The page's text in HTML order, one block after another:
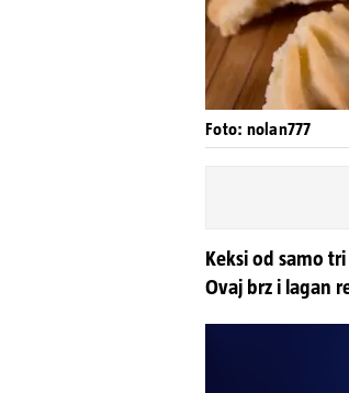
Foto: nolan777
Keksi od samo
Ovaj brz i lagan